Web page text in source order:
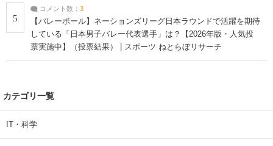
5
コメント数： 3
【バレーボール】ネーションズリーグ日本ラウンドで活躍を期待
している「日本男子バレー代表選手」は？【2026年版・人気投
票実施中】（投票結果） | スポーツ ねとらぼリサーチ
カテゴリ一覧
IT・科学